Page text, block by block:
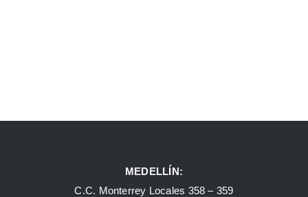
MEDELLÍN:
C.C. Monterrey Locales 358 – 359